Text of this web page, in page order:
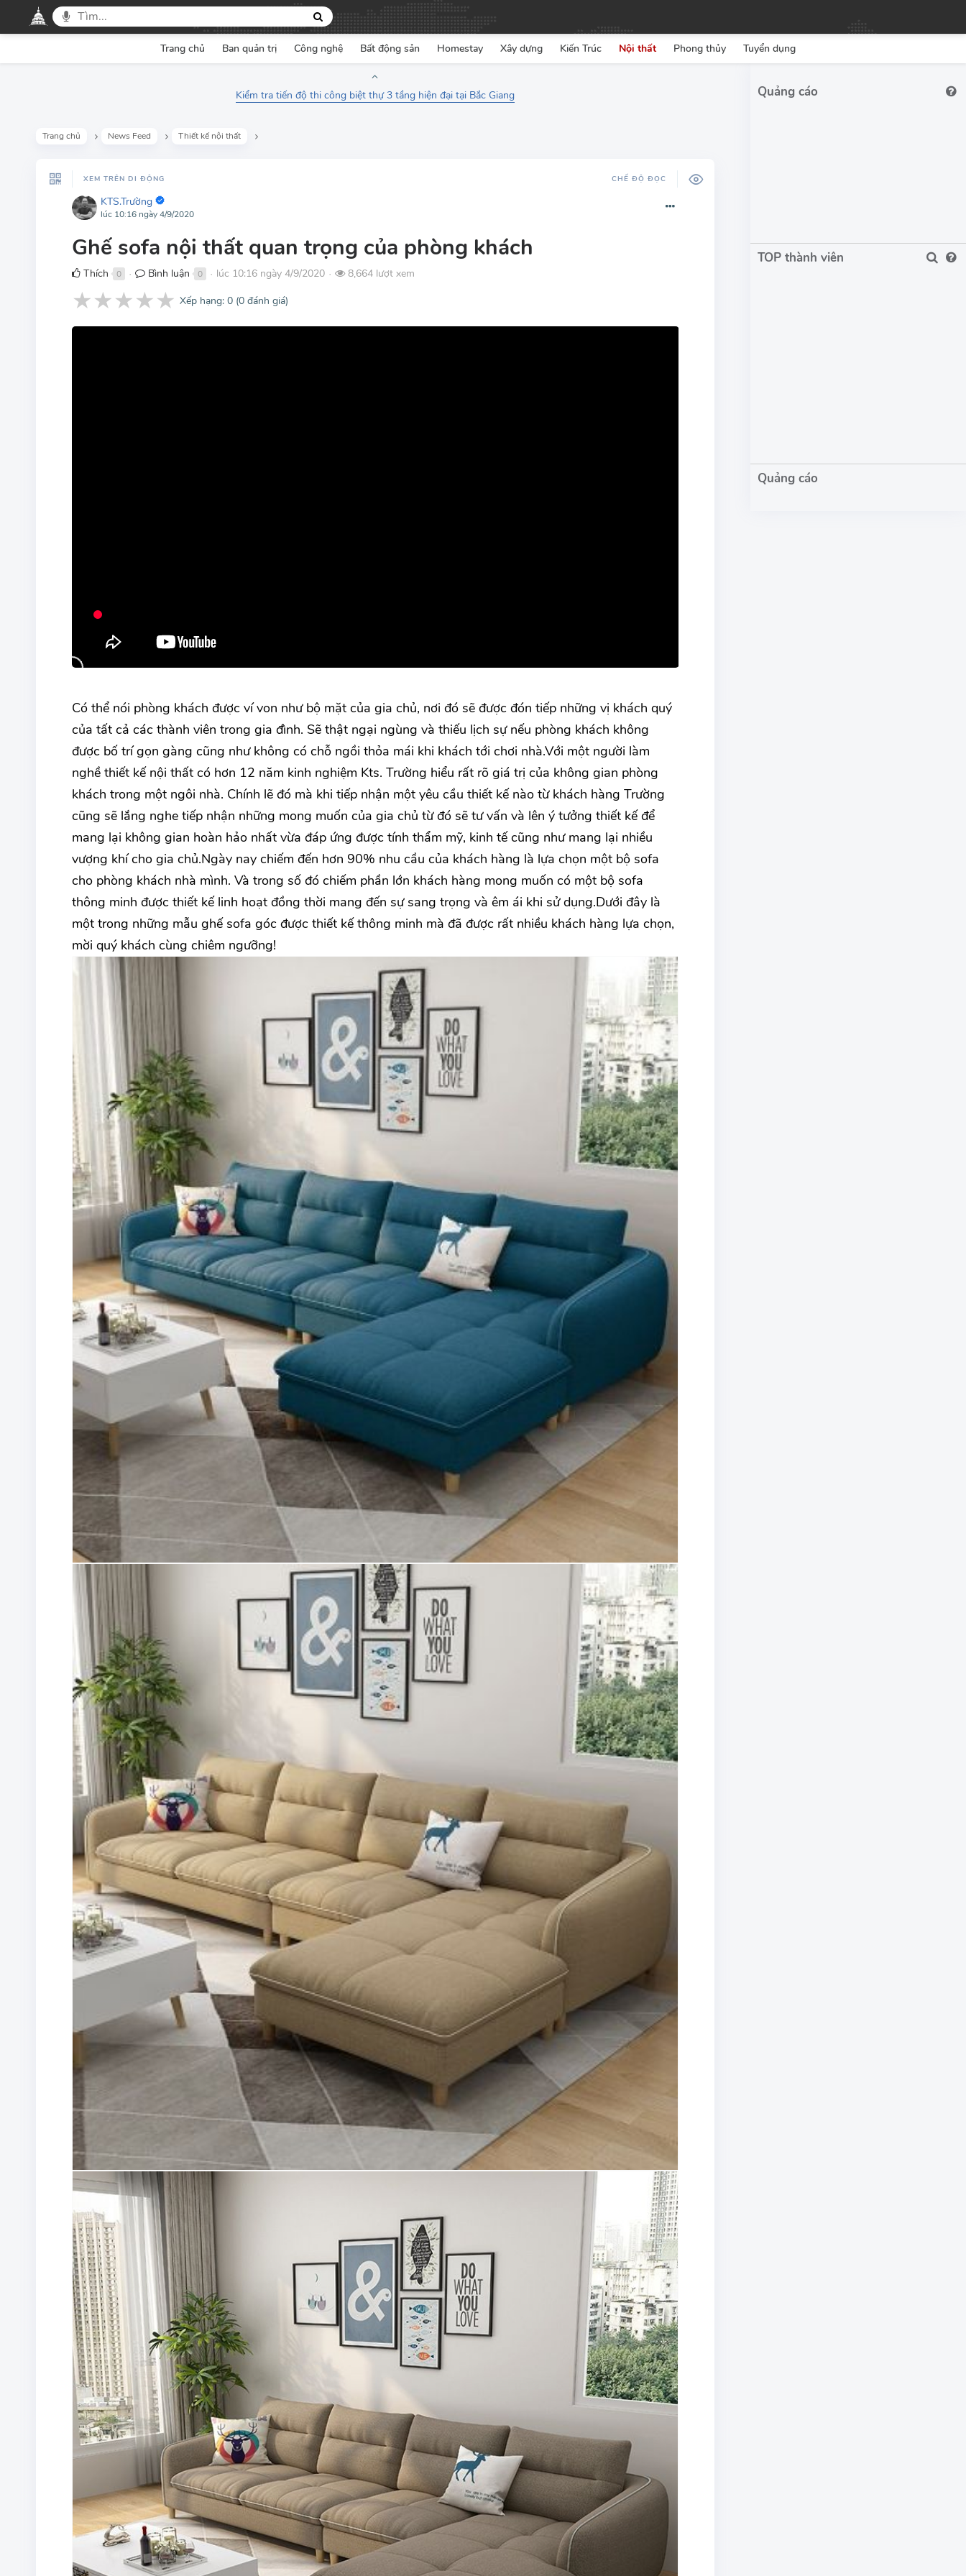
Trang chủ Ban quản trị Công nghệ Bất động sản Homestay Xây dựng Kiến Trúc Nội thất Phong thủy Tuyển dụng
Kiểm tra tiến độ thi công biệt thự 3 tầng hiện đại tại Bắc Giang
Trang chủ News Feed Thiết kế nội thất
XEM TRÊN DI ĐỘNG CHẾ ĐỘ ĐỌC
KTS.Trường
lúc 10:16 ngày 4/9/2020
Ghế sofa nội thất quan trọng của phòng khách
Thích 0 ● Bình luận 0 ● lúc 10:16 ngày 4/9/2020 ● 8,664 lượt xem
★★★★★ Xếp hạng: 0 (0đánh giá)
Có thể nói phòng khách được ví von như bộ mặt của gia chủ, nơi đó sẽ được đón tiếp những vị khách quý
của tất cả các thành viên trong gia đình. Sẽ thật ngại ngùng và thiếu lịch sự nếu phòng khách không
được bố trí gọn gàng cũng như không có chỗ ngồi thỏa mái khi khách tới chơi nhà.Với một người làm
nghề thiết kế nội thất có hơn 12 năm kinh nghiệm Kts. Trường hiểu rất rõ giá trị của không gian phòng
khách trong một ngôi nhà. Chính lẽ đó mà khi tiếp nhận một yêu cầu thiết kế nào từ khách hàng Trường
cũng sẽ lắng nghe tiếp nhận những mong muốn của gia chủ từ đó sẽ tư vấn và lên ý tưởng thiết kế để
mang lại không gian hoàn hảo nhất vừa đáp ứng được tính thẩm mỹ, kinh tế cũng như mang lại nhiều
vượng khí cho gia chủ.Ngày nay chiếm đến hơn 90% nhu cầu của khách hàng là lựa chọn một bộ sofa
cho phòng khách nhà mình. Và trong số đó chiếm phần lớn khách hàng mong muốn có một bộ sofa
thông minh được thiết kế linh hoạt đồng thời mang đến sự sang trọng và êm ái khi sử dụng.Dưới đây là
một trong những mẫu ghế sofa góc được thiết kế thông minh mà đã được rất nhiều khách hàng lựa chọn,
mời quý khách cùng chiêm ngưỡng!
TOP thành viên